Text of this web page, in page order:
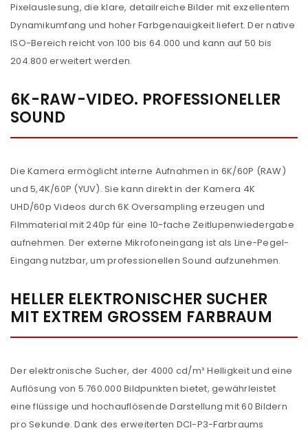
Pixelauslesung, die klare, detailreiche Bilder mit exzellentem
Dynamikumfang und hoher Farbgenauigkeit liefert. Der native
ISO-Bereich reicht von 100 bis 64.000 und kann auf 50 bis
204.800 erweitert werden.
6K-RAW-VIDEO. PROFESSIONELLER
SOUND
Die Kamera ermöglicht interne Aufnahmen in 6K/60P (RAW)
und 5,4K/60P (YUV). Sie kann direkt in der Kamera 4K
UHD/60p Videos durch 6K Oversampling erzeugen und
Filmmaterial mit 240p für eine 10-fache Zeitlupenwiedergabe
aufnehmen. Der externe Mikrofoneingang ist als Line-Pegel-
Eingang nutzbar, um professionellen Sound aufzunehmen.
HELLER ELEKTRONISCHER SUCHER
MIT EXTREM GROSSEM FARBRAUM
Der elektronische Sucher, der 4000 cd/m² Helligkeit und eine
Auflösung von 5.760.000 Bildpunkten bietet, gewährleistet
eine flüssige und hochauflösende Darstellung mit 60 Bildern
pro Sekunde. Dank des erweiterten DCI-P3-Farbraums